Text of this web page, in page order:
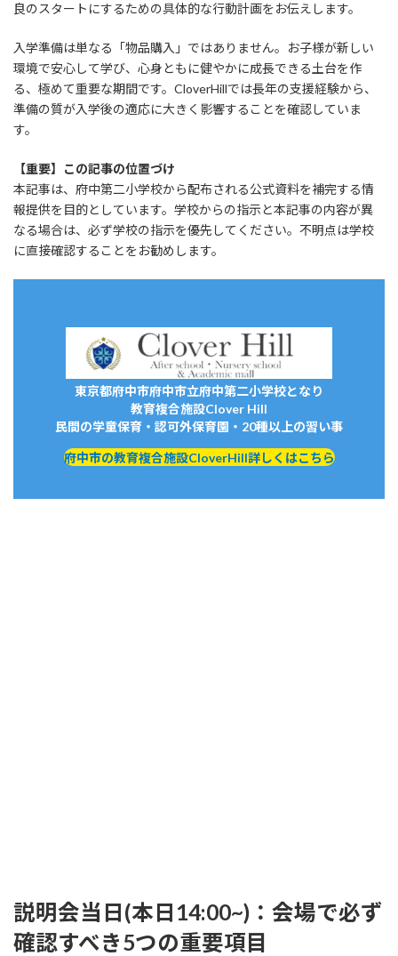
良のスタートにするための具体的な行動計画をお伝えします。
入学準備は単なる「物品購入」ではありません。お子様が新しい
環境で安心して学び、心身ともに健やかに成長できる土台を作
る、極めて重要な期間です。CloverHillでは長年の支援経験から、
準備の質が入学後の適応に大きく影響することを確認していま
す。
【重要】この記事の位置づけ
本記事は、府中第二小学校から配布される公式資料を補完する情
報提供を目的としています。学校からの指示と本記事の内容が異
なる場合は、必ず学校の指示を優先してください。不明点は学校
に直接確認することをお勧めします。
東京都府中市府中市立府中第二小学校となり
教育複合施設Clover Hill
民間の学童保育・認可外保育園・20種以上の習い事
府中市の教育複合施設CloverHill詳しくはこちら
説明会当日(本日14:00~)：会場で必ず
確認すべき5つの重要項目